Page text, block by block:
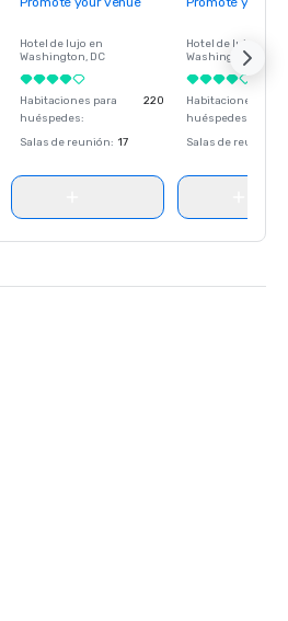
Hotel de lujo en
Washington, DC
Habitaciones para
huéspedes:
220
Salas de reunión: 17
Hotel de lujo en
Washington
Habitaciones para
huéspedes
Salas de reunión